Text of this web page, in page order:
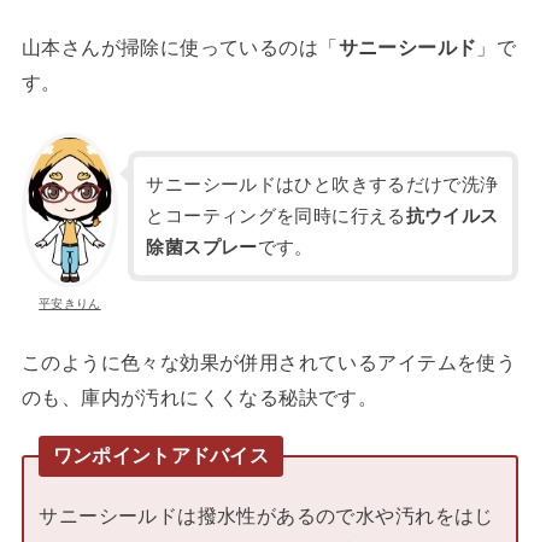
山本さんが掃除に使っているのは「 サニーシールド 」で
す。
平安きりん
サニーシールドはひと吹きするだけで洗浄
とコーティングを同時に行える抗ウイルス
除菌スプレーです。
このように色々な効果が併用されているアイテムを使う
のも、庫内が汚れにくくなる秘訣です。
ワンポイントアドバイス
サニーシールドは撥水性があるので水や汚れをはじ